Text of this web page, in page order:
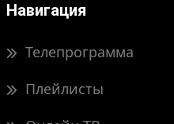
Навигация
Телепрограмма
Плейлисты